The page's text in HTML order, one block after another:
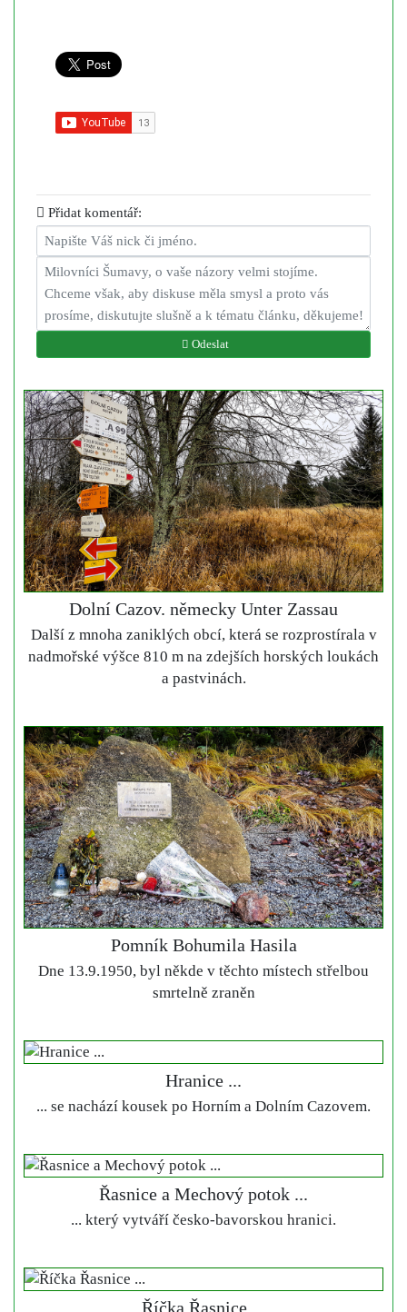
Přidat komentář:
Odeslat
Dolní Cazov. německy Unter Zassau
Další z mnoha zaniklých obcí, která se rozprostírala v
nadmořské výšce 810 m na zdejších horských loukách
a pastvinách.
Pomník Bohumila Hasila
Dne 13.9.1950, byl někde v těchto místech střelbou
smrtelně zraněn
Hranice ...
... se nachází kousek po Horním a Dolním Cazovem.
Řasnice a Mechový potok ...
... který vytváří česko-bavorskou hranici.
Říčka Řasnice ...